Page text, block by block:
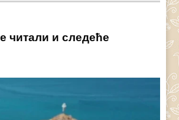
читали и следеће